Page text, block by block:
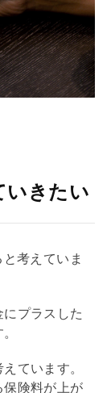
いきたい
考えていま
プラスした
ています。
保険料が上が